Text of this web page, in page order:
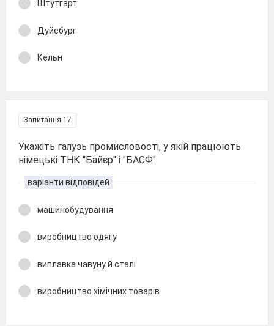
Штутгарт
Дуйсбург
Кельн
Запитання 17
Укажіть галузь промисловості, у якій працюють
німецькі ТНК "Байєр" і "БАСФ"
варіанти відповідей
машинобудування
виробництво одягу
виплавка чавуну й сталі
виробництво хімічних товарів